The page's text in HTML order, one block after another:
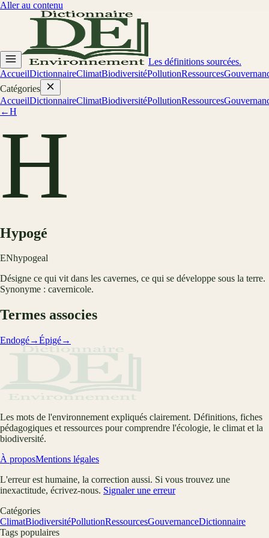
Aller au contenu
Les définitions sourcées.
AccueilDictionnaireClimatBiodiversitéPollutionRessources
Catégories
AccueilDictionnaireClimatBiodiversitéPollutionRessources
←H
H
Hypogé
ENhypogeal
Désigne ce qui vit dans les cavernes, ce qui se développe sous la terre.
Synonyme : cavernicole.
Termes associes
Endogé→Épigé→
Les mots de l'environnement expliqués clairement. Définitions, fiches
pédagogiques et ressources pour comprendre l'écologie, le climat et la
biodiversité.
À proposMentions légales
L'erreur est humaine, la correction aussi. Si vous trouvez une
inexactitude, écrivez-nous. Signaler une erreur
Catégories
ClimatBiodiversitéPollutionRessourcesGouvernanceDictionnaire
Tags populaires